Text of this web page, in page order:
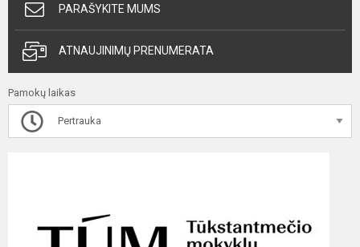
PARAŠYKITE MUMS
ATNAUJINIMŲ PRENUMERATA
Pamokų laikas
Pertrauka